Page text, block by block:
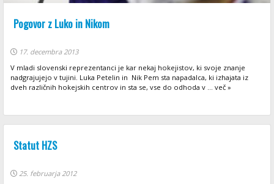
Pogovor z Luko in Nikom
17. decembra 2013
V mladi slovenski reprezentanci je kar nekaj hokejistov, ki svoje znanje
nadgrajujejo v tujini. Luka Petelin in Nik Pem sta napadalca, ki izhajata iz
dveh različnih hokejskih centrov in sta se, vse do odhoda v ... več »
Statut HZS
25. februarja 2012